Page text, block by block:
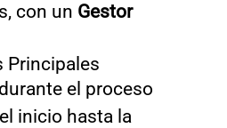
con un Gestor
Principales
el proceso
inicio hasta la